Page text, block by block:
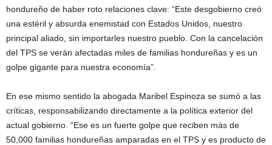
hondureño de haber roto relaciones clave: “Este desgobierno creó
una estéril y absurda enemistad con Estados Unidos, nuestro
principal aliado, sin importarles nuestro pueblo. Con la cancelación
del TPS se verán afectadas miles de familias hondureñas y es un
golpe gigante para nuestra economía”.
En ese mismo sentido la abogada Maribel Espinoza se sumó a las
críticas, responsabilizando directamente a la política exterior del
actual gobierno. “Ese es un fuerte golpe que reciben más de
50,000 familias hondureñas amparadas en el TPS y es producto de